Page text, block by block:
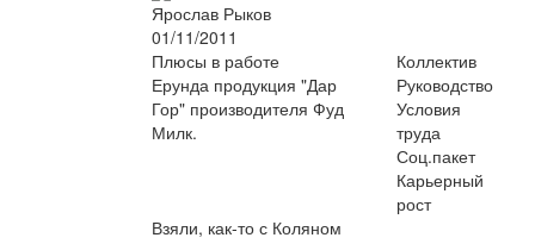
Ярослав Рыков
01/11/2011
Плюсы в работе
Ерунда продукция "Дар
Гор" производителя Фуд
Милк.
Взяли, как-то с Коляном
Коллектив
Руководство
Условия
труда
Соц.пакет
Карьерный
рост